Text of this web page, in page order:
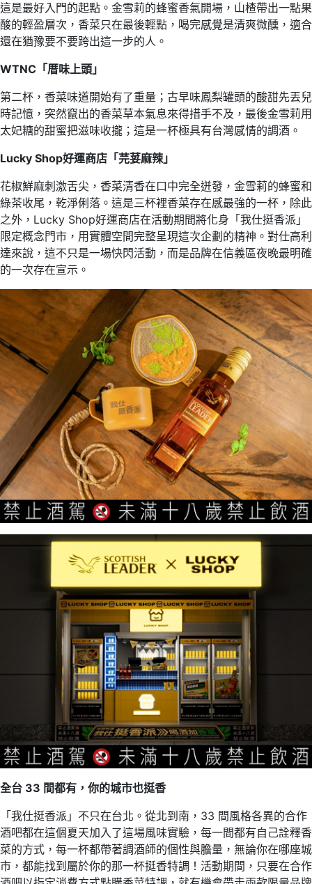
這是最好入門的起點。金雪莉的蜂蜜香氣開場，山楂帶出一點果
酸的輕盈層次，香菜只在最後輕點，喝完感覺是清爽微醺，適合
還在猶豫要不要跨出這一步的人。
WTNC 「厝味上頭」
第二杯，香菜味道開始有了重量；古早味鳳梨罐頭的酸甜先丟兒
時記憶，突然竄出的香菜草本氣息來得措手不及，最後金雪莉用
太妃糖的甜蜜把滋味收攏；這是一杯極具有台灣感情的調酒。
Lucky Shop好運商店「芫荽麻辣」
花椒鮮麻刺激舌尖，香菜清香在口中完全迸發，金雪莉的蜂蜜和
綠茶收尾，乾淨俐落。這是三杯裡香菜存在感最強的一杯，除此
之外，Lucky Shop好運商店在活動期間將化身「我仕挺香派」
限定概念門市，用實體空間完整呈現這次企劃的精神。對仕高利
達來說，這不只是一場快閃活動，而是品牌在信義區夜晚最明確
的一次存在宣示。
全台 33 間都有，你的城市也挺香
「我仕挺香派」不只在台北。從北到南，33 間風格各異的合作
酒吧都在這個夏天加入了這場風味實驗，每一間都有自己詮釋香
菜的方式，每一杯都帶著調酒師的個性與膽量，無論你在哪座城
市，都能找到屬於你的那一杯挺香特調！活動期間，只要在合作